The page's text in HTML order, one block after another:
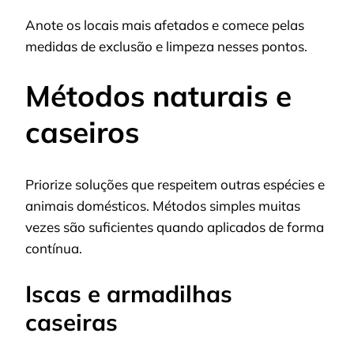
Anote os locais mais afetados e comece pelas
medidas de exclusão e limpeza nesses pontos.
Métodos naturais e
caseiros
Priorize soluções que respeitem outras espécies e
animais domésticos. Métodos simples muitas
vezes são suficientes quando aplicados de forma
contínua.
Iscas e armadilhas
caseiras